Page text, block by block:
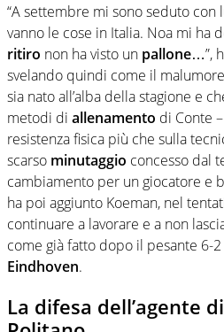
“A settembre mi sono seduto con
vanno le cose in Italia. Noa mi ha
ritiro non ha visto un pallone…”,
svelando quindi come il
sia nato all’alba della stagione e
metodi di allenamento di Conte
resistenza fisica più che sulla
scarso minutaggio concesso dal
cambiamento per un giocatore e
ha poi aggiunto Koeman, nel
continuare a lavorare e a non
come già fatto dopo il pesante 6-
Eindhoven.
La difesa dell’agente